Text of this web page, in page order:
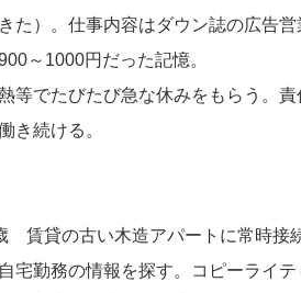
た）。仕事内容はダウン誌の広告
～1000円だった記憶。
等でたびたび急な休みをもらう。
き続ける。
賃貸の古い木造アパートに常時接
宅勤務の情報を探す。コピーライ